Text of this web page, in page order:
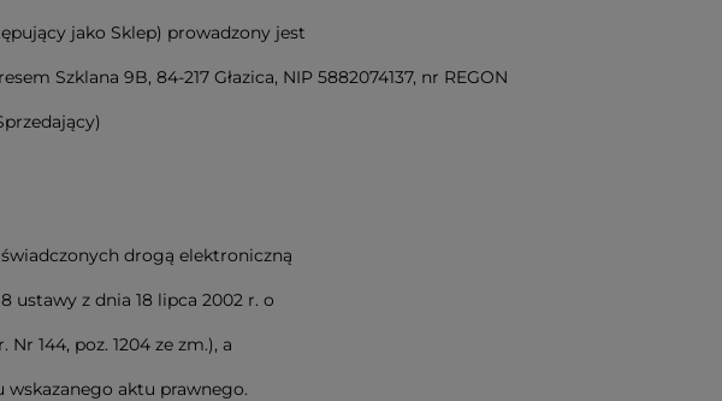
jako Sklep) prowadzony jest
Szklana 9B, 84-217 Głazica, NIP 5882074137, nr REGON
drogą elektroniczną
z dnia 18 lipca 2002 r. o
144, poz. 1204 ze zm.), a
wskazanego aktu prawnego.